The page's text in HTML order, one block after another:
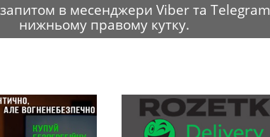
в месенджери Viber та
нижньому правому кутку.